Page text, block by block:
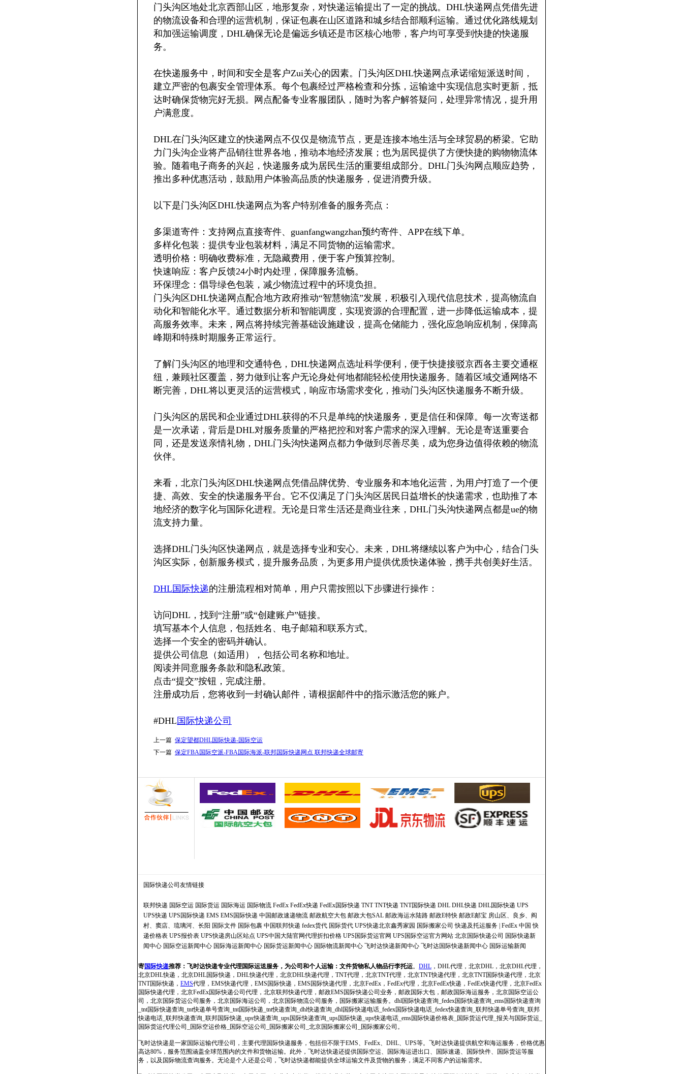
门头沟区地处北京西部山区，地形复杂，对快递运输提出了一定的挑战。DHL快递网点凭借先进
的物流设备和合理的运营机制，保证包裹在山区道路和城乡结合部顺利运输。通过优化路线规划
和加强运输调度，DHL确保无论是偏远乡镇还是市区核心地带，客户均可享受到快捷的快递服
务。
在快递服务中，时间和安全是客户Zui关心的因素。门头沟区DHL快递网点承诺缩短派送时间，
建立严密的包裹安全管理体系。每个包裹经过严格检查和分拣，运输途中实现信息实时更新，抵
达时确保货物完好无损。网点配备专业客服团队，随时为客户解答疑问，处理异常情况，提升用
户满意度。
DHL在门头沟区建立的快递网点不仅仅是物流节点，更是连接本地生活与全球贸易的桥梁。它助
力门头沟企业将产品销往世界各地，推动本地经济发展；也为居民提供了方便快捷的购物物流体
验。随着电子商务的兴起，快递服务成为居民生活的重要组成部分。DHL门头沟网点顺应趋势，
推出多种优惠活动，鼓励用户体验高品质的快递服务，促进消费升级。
以下是门头沟区DHL快递网点为客户特别准备的服务亮点：
多渠道寄件：支持网点直接寄件、guanfangwangzhan预约寄件、APP在线下单。
多样化包装：提供专业包装材料，满足不同货物的运输需求。
透明价格：明确收费标准，无隐藏费用，便于客户预算控制。
快速响应：客户反馈24小时内处理，保障服务流畅。
环保理念：倡导绿色包装，减少物流过程中的环境负担。
门头沟区DHL快递网点配合地方政府推动“智慧物流”发展，积极引入现代信息技术，提高物流自
动化和智能化水平。通过数据分析和智能调度，实现资源的合理配置，进一步降低运输成本，提
高服务效率。未来，网点将持续完善基础设施建设，提高仓储能力，强化应急响应机制，保障高
峰期和特殊时期服务正常运行。
了解门头沟区的地理和交通特色，DHL快递网点选址科学便利，便于快捷接驳京西各主要交通枢
纽，兼顾社区覆盖，努力做到让客户无论身处何地都能轻松使用快递服务。随着区域交通网络不
断完善，DHL将以更灵活的运营模式，响应市场需求变化，推动门头沟区快递服务不断升级。
门头沟区的居民和企业通过DHL获得的不只是单纯的快递服务，更是信任和保障。每一次寄送都
是一次承诺，背后是DHL对服务质量的严格把控和对客户需求的深入理解。无论是寄送重要合
同，还是发送亲情礼物，DHL门头沟快递网点都力争做到尽善尽美，成为您身边值得依赖的物流
伙伴。
来看，北京门头沟区DHL快递网点凭借品牌优势、专业服务和本地化运营，为用户打造了一个便
捷、高效、安全的快递服务平台。它不仅满足了门头沟区居民日益增长的快递需求，也助推了本
地经济的数字化与国际化进程。无论是日常生活还是商业往来，DHL门头沟快递网点都是ue的物
流支持力量。
选择DHL门头沟区快递网点，就是选择专业和安心。未来，DHL将继续以客户为中心，结合门头
沟区实际，创新服务模式，提升服务品质，为更多用户提供优质快递体验，携手共创美好生活。
DHL国际快递的注册流程相对简单，用户只需按照以下步骤进行操作：
访问DHL，找到“注册”或“创建账户”链接。
填写基本个人信息，包括姓名、电子邮箱和联系方式。
选择一个安全的密码并确认。
提供公司信息（如适用），包括公司名称和地址。
阅读并同意服务条款和隐私政策。
点击“提交”按钮，完成注册。
注册成功后，您将收到一封确认邮件，请根据邮件中的指示激活您的账户。
#DHL 国际快递公司
上一篇 保定望都DHL国际快递-国际空运
下一篇 保定FBA国际空派-FBA国际海派-联邦国际快递网点 联邦快递全球邮寄
国际快递公司 友情链接
联邦快递 国际空运 国际货运 国际海运 国际物流 FedEx FedEx快递 FedEx国际快递 TNT TNT快递 TNT国际快递 DHL DHL快递 DHL国际快递 UPS
UPS快递 UPS国际快递 EMS EMS国际快递 中国邮政速递物流 邮政航空大包 邮政大包SAL 邮政海运水陆路 邮政E特快 邮政E邮宝 房山区、良乡、阎
村、窦店、琉璃河、长阳 国际文件 国际包裹 中国联邦快递 fedex货代 国际货代 UPS快递北京鑫秀家园 国际搬家公司 快递及托运服务 | FedEx 中国 快
递价格表 UPS报价表 UPS快递房山区站点 UPS中国大陆官网代理折扣价格 UPS国际货运官网 UPS国际空运官方网站 北京国际快递公司 国际快递新
闻中心 国际空运新闻中心 国际海运新闻中心 国际货运新闻中心 国际物流新闻中心 飞时达快递新闻中心 飞时达国际快递新闻中心 国际运输新闻
寄国际快递推荐： 飞时达快递专业代理国际运送服务，为公司和个人运输：文件货物私人物品行李托运。 DHL ，DHL代理，北京DHL，北京DHL代理，
北京DHL快递，北京DHL国际快递，DHL快递代理，北京DHL快递代理，TNT代理，北京TNT代理，北京TNT快递代理，北京TNT国际快递代理，北京
TNT国际快递， EMS代理，EMS快递代理，EMS国际快递，EMS国际快递代理，北京FedEx，FedEx代理，北京FedEx快递，FedEx快递代理，北京FedEx
国际快递代理，北京FedEx国际快递公司代理，北京联邦快递代理，邮政EMS国际快递公司业务，邮政国际大包，邮政国际海运服务，北京国际空运公
司，北京国际货运公司服务，北京国际海运公司，北京国际物流公司服务，国际搬家运输服务。dhl国际快递查询_fedex国际快递查询_ems国际快递查询
_tnt国际快递查询_tnt快递单号查询_tnt国际快递_tnt快递查询_dhl快递查询_dhl国际快递电话_fedex国际快递电话_fedex快递查询_联邦快递单号查询_联邦
快递电话_联邦快递查询_联邦国际快递_ups快递查询_ups国际快递查询_ups国际快递_ups快递电话_ems国际快递价格表_国际货运代理_报关与国际货运_
国际货运代理公司_国际空运价格_国际空运公司_国际搬家公司_北京国际搬家公司_国际搬家公司。
飞时达快递是一家国际运输代理公司，主要代理国际快递服务，包括但不限于EMS、FedEx、DHL、UPS等。飞时达快递提供航空和海运服务，价格优惠
高达80%，服务范围涵盖全球范围内的文件和货物运输。此外，飞时达快递还提供国际空运、国际海运进出口、国际速递、国际快件、国际货运等服
务，以及国际物流查询服务。无论是个人还是公司，飞时达快递都能提供全球运输文件及货物的服务，满足不同客户的运输需求。